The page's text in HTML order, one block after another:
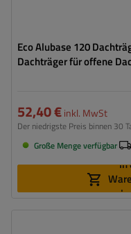
Eco Alubase 120
Dachträger für offene
52,40 €inkl. MwSt
Der niedrigste Preis binnen 30
Große Menge verfügbar
In